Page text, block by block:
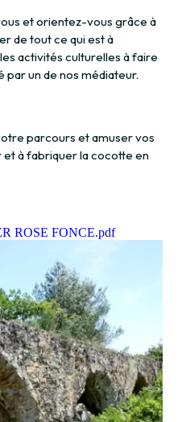
et orientez-vous grâce à
de tout ce qui est à
activités culturelles à faire
un de nos médiateur.
parcours et amuser vos
à fabriquer la cocotte en
ROSE FONCE.pdf